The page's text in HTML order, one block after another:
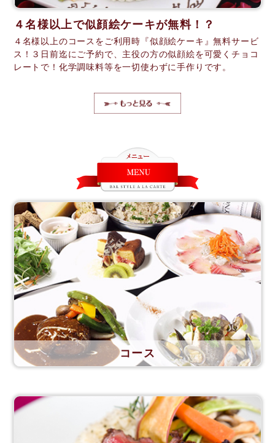
４名様以上で似顔絵ケーキが無料！？
４名様以上のコースをご利用時『似顔絵ケーキ』無料サービ
ス！３日前迄にご予約で、主役の方の似顔絵を可愛くチョコ
レートで！化学調味料等を一切使わずに手作りです。
コース